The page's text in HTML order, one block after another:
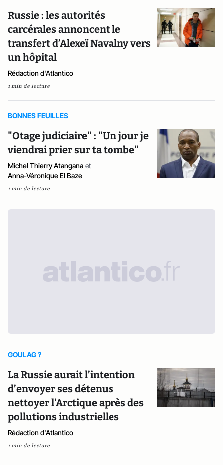
Russie : les autorités
carcérales annoncent le
transfert d’Alexeï Navalny vers
un hôpital
Rédaction d'Atlantico
1 min de lecture
BONNES FEUILLES
"Otage judiciaire" : "Un jour je
viendrai prier sur ta tombe"
Michel Thierry Atangana et
Anna-Véronique El Baze
1 min de lecture
GOULAG ?
La Russie aurait l’intention
d’envoyer ses détenus
nettoyer l'Arctique après des
pollutions industrielles
Rédaction d'Atlantico
1 min de lecture